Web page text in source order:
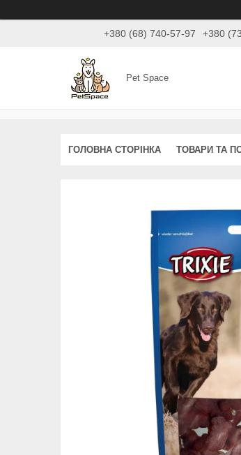
+380 (68) 740-57-97 +380
Pet Space
ГОЛОВНА СТОРІНКА ТОВАРИ ТА